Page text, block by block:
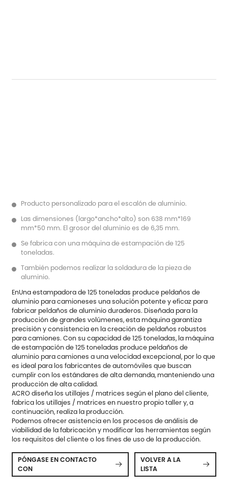
Producto personalizado para el escalón de aluminio.
Las dimensiones (largo*ancho*alto) son 638 mm*169
mm*50 mm. El grosor del aluminio es de 6,35 mm.
Se fabrica con una máquina de estampación de 125
toneladas.
También podemos realizar la soldadura de la pieza de
aluminio.
EnUna estampadora de 125 toneladas produce peldaños de
aluminio para camioneses una solución potente y eficaz para
fabricar peldaños de aluminio duraderos. Diseñada para la
producción de grandes volúmenes, esta máquina garantiza
precisión y consistencia en la creación de peldaños robustos
para camiones. Con su capacidad de 125 toneladas, la máquina
de estampación de 125 toneladas produce peldaños de
aluminio para camiones a una velocidad excepcional, por lo que
es ideal para los fabricantes de automóviles que buscan
cumplir con los estándares de alta demanda, manteniendo una
producción de alta calidad.
ACRO diseña los utillajes / matrices según el plano del cliente,
fabrica los utillajes / matrices en nuestro propio taller y, a
continuación, realiza la producción.
Podemos ofrecer asistencia en los procesos de análisis de
viabilidad de la fabricación y modificar las herramientas según
los requisitos del cliente o los fines de uso de la producción.
PÓNGASE EN CONTACTO
CON

VOLVER A LA
LISTA
